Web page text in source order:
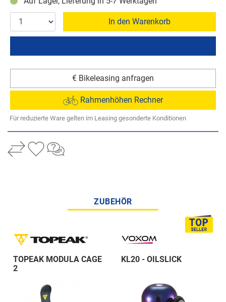
In den Warenkorb
€ Bikeleasing anfragen
Rahmenhöhen Rechner
Für reduzierte Ware gelten im Leasing gesonderte Konditionen
ZUBEHÖR
TOPEAK MODULA CAGE
2
KL20 - OILSLICK